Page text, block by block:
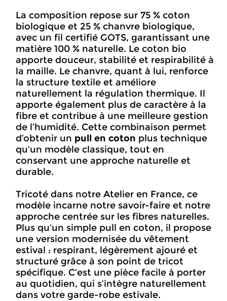
La composition repose sur 75 % coton
biologique et 25 % chanvre biologique,
avec un fil certifié GOTS, garantissant une
matière 100 % naturelle. Le coton bio
apporte douceur, stabilité et respirabilité à
la maille. Le chanvre, quant à lui, renforce
la structure textile et améliore
naturellement la régulation thermique. Il
apporte également plus de caractère à la
fibre et contribue à une meilleure gestion
de l’humidité. Cette combinaison permet
d’obtenir un pull en coton plus technique
qu’un modèle classique, tout en
conservant une approche naturelle et
durable.
Tricoté dans notre Atelier en France, ce
modèle incarne notre savoir-faire et notre
approche centrée sur les fibres naturelles.
Plus qu’un simple pull en coton, il propose
une version modernisée du vêtement
estival : respirant, légèrement ajouré et
structuré grâce à son point de tricot
spécifique. C’est une pièce facile à porter
au quotidien, qui s’intègre naturellement
dans votre garde-robe estivale.